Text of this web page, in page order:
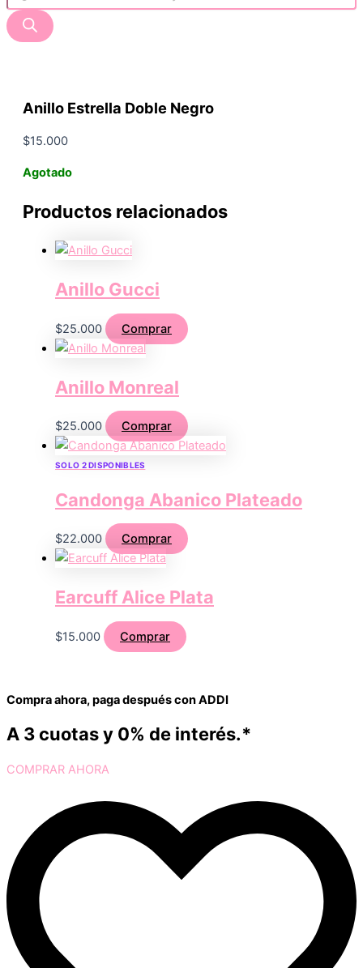
Anillo Estrella Doble Negro
$15.000
Agotado
Productos relacionados
Anillo Gucci
$25.000 Comprar
Anillo Monreal
$25.000 Comprar
SOLO 2 DISPONIBLES
Candonga Abanico Plateado
$22.000 Comprar
Earcuff Alice Plata
$15.000 Comprar
Compra ahora, paga después con ADDI
A 3 cuotas y 0% de interés.*
COMPRAR AHORA